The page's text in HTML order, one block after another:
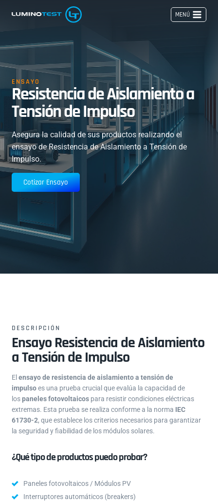
MENÚ
ENSAYO
Resistencia de Aislamiento a
Tensión de Impulso
Asegura la calidad de sus productos realizando el
ensayo de Resistencia de Aislamiento a Tensión de
Impulso.
Cotizar Ensayo
DESCRIPCIÓN
Ensayo Resistencia de Aislamiento
a Tensión de Impulso
El ensayo de resistencia de aislamiento a tensión de
impulsoes una prueba crucial que evalúa la capacidad de
lospaneles fotovoltaicos para resistir condiciones eléctricas
extremas. Esta prueba se realiza conforme a la norma IEC
61730-2, que establece los criterios necesarios para garantizar
la seguridad y fiabilidad de los módulos solares.
¿Qué tipo de productos puedo probar?
Paneles fotovoltaicos / Módulos PV
Interruptores automáticos (breakers)